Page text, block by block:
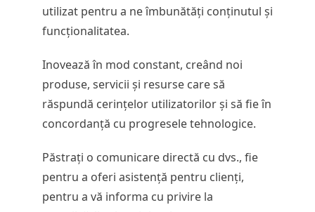
utilizat pentru a ne îmbunătăți conținutul și
funcționalitatea.
Inovează în mod constant, creând noi
produse, servicii și resurse care să
răspundă cerințelor utilizatorilor și să fie în
concordanță cu progresele tehnologice.
Păstrați o comunicare directă cu dvs., fie
pentru a oferi asistență pentru clienți,
pentru a vă informa cu privire la